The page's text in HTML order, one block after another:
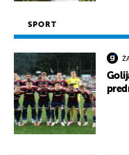
SPORT